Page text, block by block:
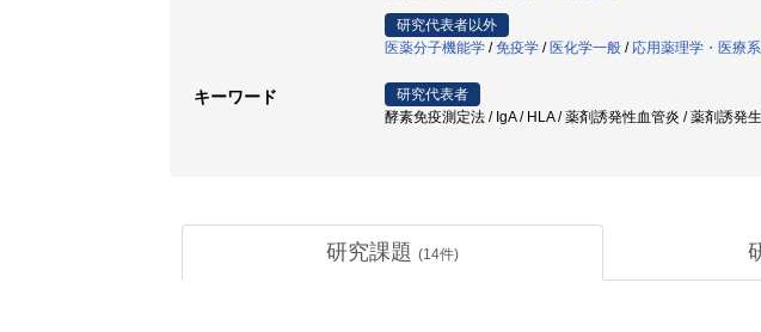
研究代表者以外
医薬分子機能学 /免疫学 / 医化学一般 / 応用薬理学・医療
キーワード
研究代表者
酵素免疫測定法 / IgA / HLA / 薬剤誘発性血管炎 / 薬剤誘発
研究課題 (14件)